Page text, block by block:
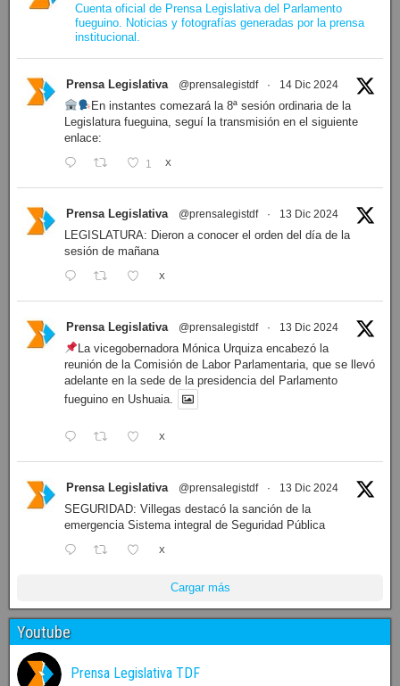
Cuenta oficial de Prensa Legislativa del Parlamento
fueguino. Noticias y fotografías generadas por la prensa
institucional.
Prensa Legislativa @prensalegistdf · 14 Dic 2024
En instantes comezará la 8ª sesión ordinaria de la
Legislatura fueguina, seguí la transmisión en el siguiente
enlace:
1 X
Prensa Legislativa @prensalegistdf · 13 Dic 2024
LEGISLATURA: Dieron a conocer el orden del día de la
sesión de mañana
X
Prensa Legislativa @prensalegistdf · 13 Dic 2024
La vicegobernadora Mónica Urquiza encabezó la
reunión de la Comisión de Labor Parlamentaria, que se llevó
adelante en la sede de la presidencia del Parlamento
fueguino en Ushuaia.
X
Prensa Legislativa @prensalegistdf · 13 Dic 2024
SEGURIDAD: Villegas destacó la sanción de la
emergencia Sistema integral de Seguridad Pública
X
Cargar más
Youtube
Prensa Legislativa TDF